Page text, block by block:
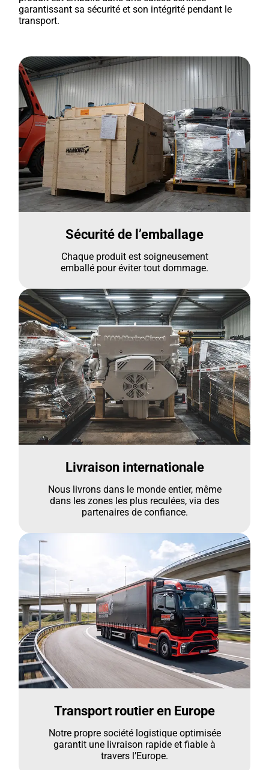
garantissant sa sécurité et son intégrité pendant le
transport.
Sécurité de l’emballage
Chaque produit est soigneusement
emballé pour éviter tout dommage.
Livraison internationale
Nous livrons dans le monde entier, même
dans les zones les plus reculées, via des
partenaires de confiance.
Transport routier en Europe
Notre propre société logistique optimisée
garantit une livraison rapide et fiable à
travers l’Europe.